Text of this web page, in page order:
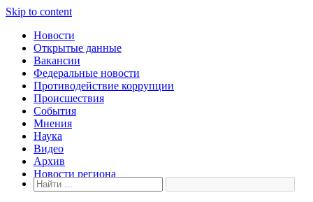
Skip to content
Новости
Открытые данные
Вакансии
Федеральные новости
Противодействие коррупции
Происшествия
События
Мнения
Наука
Видео
Архив
Новости региона